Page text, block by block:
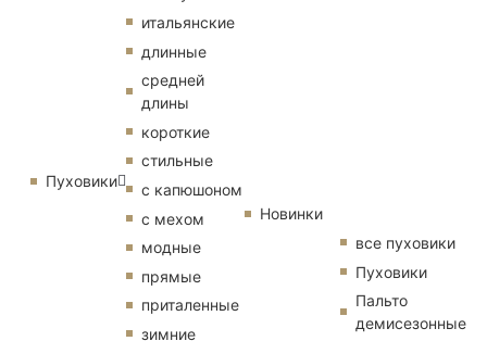
Пуховики
итальянские
длинные
средней
длины
короткие
стильные
с капюшоном
с мехом
модные
прямые
приталенные
зимние
Новинки
все пуховики
Пуховики
Пальто
демисезонные